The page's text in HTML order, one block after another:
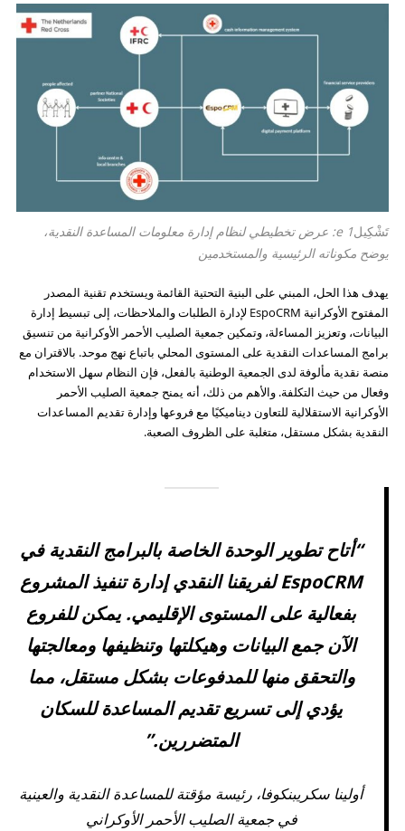
تَشْكِيل e1: عرض تخطيطي لنظام إدارة معلومات المساعدة النقدية،
يوضح مكوناته الرئيسية والمستخدمين
يهدف هذا الحل، المبني على البنية التحتية القائمة ويستخدم تقنية المصدر
المفتوح الأوكرانية EspoCRM لإدارة الطلبات والملاحظات، إلى تبسيط إدارة
البيانات، وتعزيز المساءلة، وتمكين جمعية الصليب الأحمر الأوكرانية من تنسيق
برامج المساعدات النقدية على المستوى المحلي باتباع نهج موحد. بالاقتران مع
منصة نقدية مألوفة لدى الجمعية الوطنية بالفعل، فإن النظام سهل الاستخدام
وفعال من حيث التكلفة. والأهم من ذلك، أنه يمنح جمعية الصليب الأحمر
الأوكرانية الاستقلالية للتعاون ديناميكيًا مع فروعها وإدارة تقديم المساعدات
النقدية بشكل مستقل، متغلبة على الظروف الصعبة.
“أتاح تطوير الوحدة الخاصة بالبرامج النقدية في
EspoCRM لفريقنا النقدي إدارة تنفيذ المشروع
بفعالية على المستوى الإقليمي. يمكن للفروع
الآن جمع البيانات وهيكلتها وتنظيفها ومعالجتها
والتحقق منها للمدفوعات بشكل مستقل، مما
يؤدي إلى تسريع تقديم المساعدة للسكان
المتضررين.”
أولينا سكريبنكوفا، رئيسة مؤقتة للمساعدة النقدية والعينية
في جمعية الصليب الأحمر الأوكراني